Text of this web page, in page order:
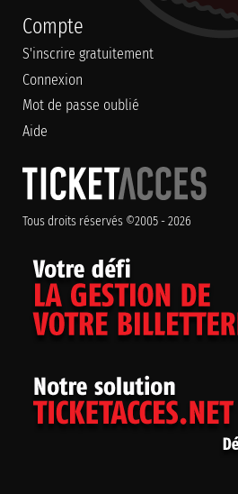
Compte
S'inscrire gratuitement
Connexion
Mot de passe oublié
Aide
Tous droits réservés ©2005 - 2026